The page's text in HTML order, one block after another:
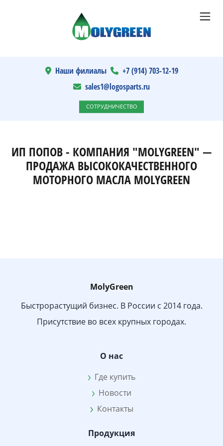
Наши филиалы
+7 (914) 703-12-19
sales1@logosparts.ru
СОТРУДНИЧЕСТВО
ИП ПОПОВ - КОМПАНИЯ "MOLYGREEN" —
ПРОДАЖА ВЫСОКОКАЧЕСТВЕННОГО
МОТОРНОГО МАСЛА MOLYGREEN
MolyGreen
Быстрорастущий бизнес. В России с 2014 года.
Присутствие во всех крупных городах.
О нас
Где купить
Новости
Контакты
Продукция